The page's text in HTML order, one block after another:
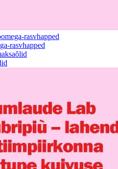
rasvhapped
rasvhapped